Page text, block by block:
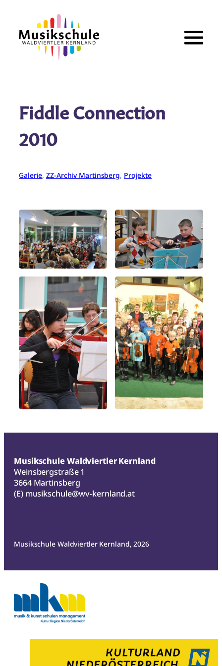
springen
Fiddle Connection
2010
Galerie, ZZ-Archiv Martinsberg, Projekte
Musikschule Waldviertler Kernland
Weinsbergstraße 1
3664 Martinsberg
(E) musikschule@wv-kernland.at
Musikschule Waldviertler Kernland, 2026